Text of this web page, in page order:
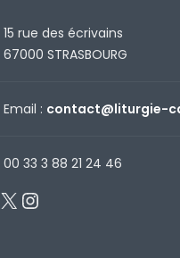
15 rue des écrivains
67000 STRASBOURG
Email : contact@liturgie-
00 33 3 88 21 24 46
Facebook
X